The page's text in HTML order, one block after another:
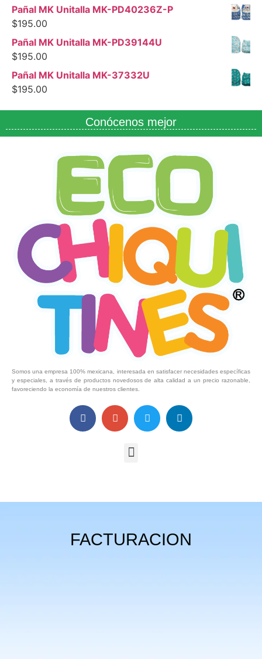
Pañal MK Unitalla MK-PD40236Z-P
$195.00
Pañal MK Unitalla MK-PD39144U
$195.00
Pañal MK Unitalla MK-37332U
$195.00
Conócenos mejor
Somos una empresa 100% mexicana, interesada en satisfacer necesidades específicas
y especiales, a través de productos novedosos de alta calidad a un precio razonable,
favoreciendo la economía de nuestros clientes.
FACTURACION